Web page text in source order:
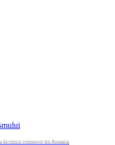
dictaturii comuniste din Romania